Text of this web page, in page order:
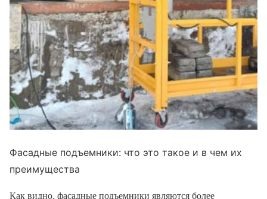
Фасадные подъемники: что это такое и в чем их
преимущества
Как видно, фасадные подъемники являются более